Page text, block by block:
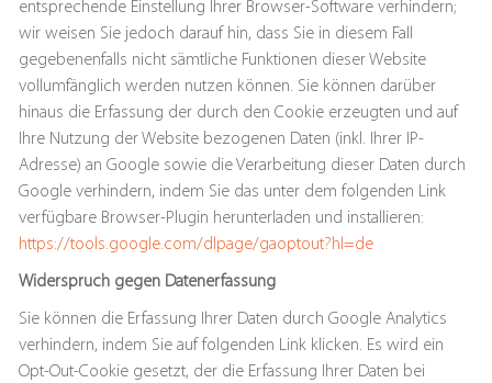
entsprechende Einstellung Ihrer Browser-Software verhindern;
wir weisen Sie jedoch darauf hin, dass Sie in diesem Fall
gegebenenfalls nicht sämtliche Funktionen dieser Website
vollumfänglich werden nutzen können. Sie können darüber
hinaus die Erfassung der durch den Cookie erzeugten und auf
Ihre Nutzung der Website bezogenen Daten (inkl. Ihrer IP-
Adresse) an Google sowie die Verarbeitung dieser Daten durch
Google verhindern, indem Sie das unter dem folgenden Link
verfügbare Browser-Plugin herunterladen und installieren:
https://tools.google.com/dlpage/gaoptout?hl=de
Widerspruch gegen Datenerfassung
Sie können die Erfassung Ihrer Daten durch Google Analytics
verhindern, indem Sie auf folgenden Link klicken. Es wird ein
Opt-Out-Cookie gesetzt, der die Erfassung Ihrer Daten bei